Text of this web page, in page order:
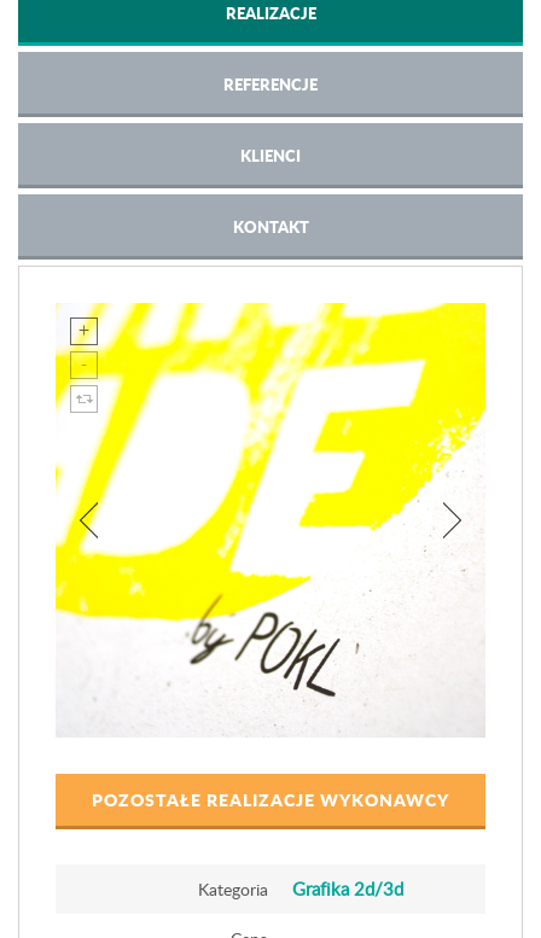
REALIZACJE
REFERENCJE
KLIENCI
KONTAKT
POZOSTAŁE REALIZACJE WYKONAWCY
Kategoria Grafika 2d/3d